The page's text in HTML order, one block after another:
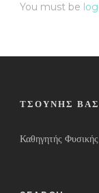
You must be
ΤΣΟΎΝΗΣ
Καθηγητής Φυσικής